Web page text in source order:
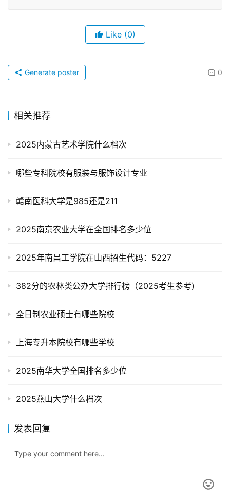
Like (0)
0
Generate poster
相关推荐
2025内蒙古艺术学院什么档次
哪些专科院校有服装与服饰设计专业
赣南医科大学是985还是211
2025南京农业大学在全国排名多少位
2025年南昌工学院在山西招生代码：5227
382分的农林类公办大学排行榜（2025考生参考)
全日制农业硕士有哪些院校
上海专升本院校有哪些学校
2025南华大学全国排名多少位
2025燕山大学什么档次
发表回复